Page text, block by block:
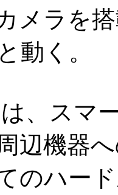
メラを
動く。
、スマ
辺機器
のハー